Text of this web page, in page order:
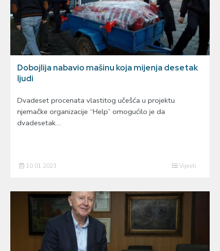
Dobojlija nabavio mašinu koja mijenja desetak
ljudi
Dvadeset procenata vlastitog učešća u projektu
njemačke organizacije “Help” omogućilo je da
dvadesetak…
10.01.2023 Vijesti